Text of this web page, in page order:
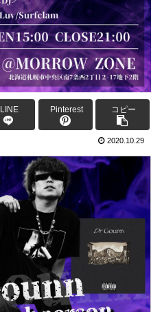
LINE Pinterest コピー
2020.10.29